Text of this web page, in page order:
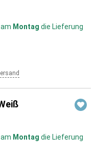
Montag die Lieferung
Montag die Lieferung